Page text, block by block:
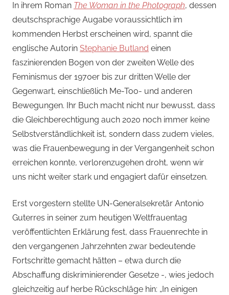
In ihrem Roman The Woman in the Photograph, dessen
deutschsprachige Augabe voraussichtlich im
kommenden Herbst erscheinen wird, spannt die
englische Autorin Stephanie Butland einen
faszinierenden Bogen von der zweiten Welle des
Feminismus der 1970er bis zur dritten Welle der
Gegenwart, einschließlich Me-Too- und anderen
Bewegungen. Ihr Buch macht nicht nur bewusst, dass
die Gleichberechtigung auch 2020 noch immer keine
Selbstverständlichkeit ist, sondern dass zudem vieles,
was die Frauenbewegung in der Vergangenheit schon
erreichen konnte, verlorenzugehen droht, wenn wir
uns nicht weiter stark und engagiert dafür einsetzen.
Erst vorgestern stellte UN-Generalsekretär Antonio
Guterres in seiner zum heutigen Weltfrauentag
veröffentlichten Erklärung fest, dass Frauenrechte in
den vergangenen Jahrzehnten zwar bedeutende
Fortschritte gemacht hätten – etwa durch die
Abschaffung diskriminierender Gesetze -, wies jedoch
gleichzeitig auf herbe Rückschläge hin: „In einigen